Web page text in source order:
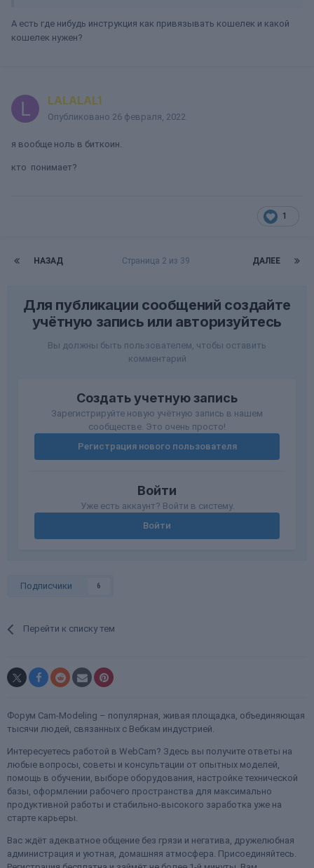
А есть где нибудь инструкция как привязывать кошелек и какой
кошелек нужен?
LALALAL1
Опубликовано 26 февраля, 2022
я вообще ноль в биткоин.
кто понимает?
1
НАЗАД ДАЛЕЕ
Страница 2 из 39
Для публикации сообщений создайте
учётную запись или авторизуйтесь
Вы должны быть пользователем, чтобы оставить
комментарий
Создать учетную запись
Зарегистрируйте новую учётную запись в нашем
сообществе. Это очень просто!
Регистрация нового пользователя
Войти
Уже есть аккаунт? Войти в систему.
Войти
Подписчики 6
Перейти к списку тем
Форум Cam-Modeling – популярная, живая площадка, объединяющая
тысячи людей, связанных с Вебкам индустрией.
Интересуетесь работой в WebCam? Здесь вы получите ответы на
любые вопросы, советы и консультации от опытных моделей,
помощь в обучении, выборе оборудования, настройке технической
базы, оформлении рабочего пространства для максимально
продуктивной работы и стабильно-высокого заработка уже на
старте карьеры.
Вас ждёт адекватное общение без грязи и негатива, дружелюбная
администрация и уютная, домашняя атмосфера. Присоединяйтесь.